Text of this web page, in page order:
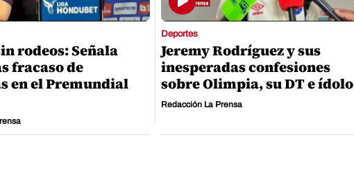
rodeos: Señala
fracaso de
en el Premundial
Deportes
Jeremy Rodríguez y sus
inesperadas confesiones
sobre Olimpia, su DT e ídolo
Redacción La Prensa